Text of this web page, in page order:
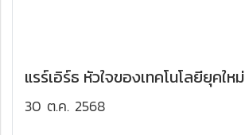
แรร์เอิร์ธ หัวใจของเทคโนโลยียุคใหม่
30 ต.ค. 2568